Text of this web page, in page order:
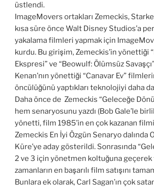
üstlendi.
ImageMovers ortakları Zemeckis,
kısa süre önce Walt Disney Studios’a
yakalama filmleri yapmak için
kurdu. Bu girişim, Zemeckis’in yönettiği
Ekspresi” ve “Beowulf: Ölümsüz
Kenan’nın yönettiği “Canavar Ev”
öncülüğünü yaptıkları teknolojiyi daha
Daha önce de Zemeckis “Geleceğe
hem senaryosunu yazdı (Bob Gale’le
yönetti, film 1985’in en çok kazanan
Zemeckis En İyi Özgün Senaryo dalında
Küre’ye aday gösterildi. Sonrasında
2 ve 3 için yönetmen koltuğuna geçerek
zamanların en başarılı film satışını
Bunlara ek olarak, Carl Sagan’ın çok